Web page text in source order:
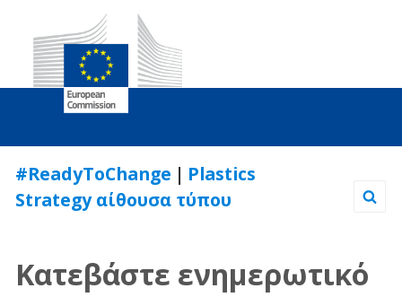
to
Content
#ReadyToChange | Plastics
Strategy αίθουσα τύπου
Κατεβάστε ενημερωτικό